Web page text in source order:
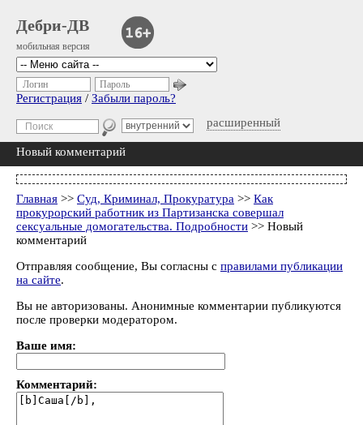
Дебри-ДВ
мобильная версия
расширенный
Логин Пароль
Регистрация / Забыли пароль?
Новый комментарий
Главная >> Суд, Криминал, Прокуратура >> Как
прокурорский работник из Партизанска совершал
сексуальные домогательства. Подробности >> Новый
комментарий
Отправляя сообщение, Вы согласны с правилами публикации
на сайте.
Вы не авторизованы. Анонимные комментарии публикуются
после проверки модератором.
Ваше имя:
Комментарий: